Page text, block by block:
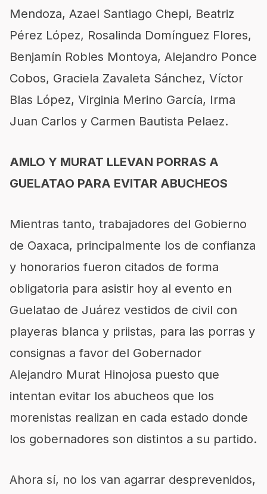
Mendoza, Azael Santiago Chepi, Beatriz
Pérez López, Rosalinda Domínguez Flores,
Benjamín Robles Montoya, Alejandro Ponce
Cobos, Graciela Zavaleta Sánchez, Víctor
Blas López, Virginia Merino García, Irma
Juan Carlos y Carmen Bautista Pelaez.
AMLO Y MURAT LLEVAN PORRAS A
GUELATAO PARA EVITAR ABUCHEOS
Mientras tanto, trabajadores del Gobierno
de Oaxaca, principalmente los de confianza
y honorarios fueron citados de forma
obligatoria para asistir hoy al evento en
Guelatao de Juárez vestidos de civil con
playeras blanca y priistas, para las porras y
consignas a favor del Gobernador
Alejandro Murat Hinojosa puesto que
intentan evitar los abucheos que los
morenistas realizan en cada estado donde
los gobernadores son distintos a su partido.
Ahora sí, no los van agarrar desprevenidos,